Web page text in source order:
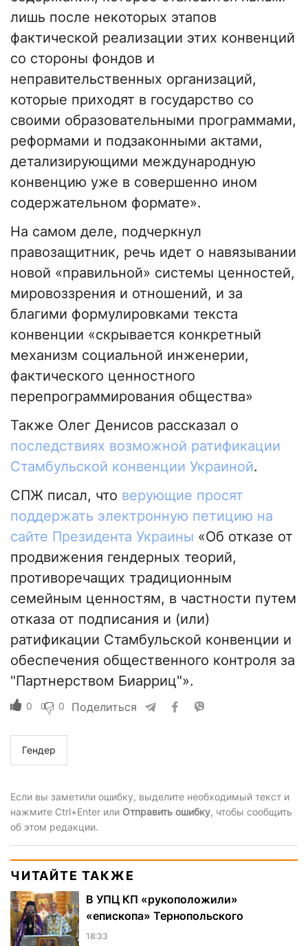
лишь после некоторых этапов
фактической реализации этих конвенций
со стороны фондов и
неправительственных организаций,
которые приходят в государство со
своими образовательными программами,
реформами и подзаконными актами,
детализирующими международную
конвенцию уже в совершенно ином
содержательном формате».
На самом деле, подчеркнул
правозащитник, речь идет о навязывании
новой «правильной» системы ценностей,
мировоззрения и отношений, и за
благими формулировками текста
конвенции «скрывается конкретный
механизм социальной инженерии,
фактического ценностного
перепрограммирования общества»
Также Олег Денисов рассказал о
последствиях возможной ратификации
Стамбульской конвенции Украиной.
СПЖ писал, что верующие просят
поддержать электронную петицию на
сайте Президента Украины «Об отказе от
продвижения гендерных теорий,
противоречащих традиционным
семейным ценностям, в частности путем
отказа от подписания и (или)
ратификации Стамбульской конвенции и
обеспечения общественного контроля за
"Партнерством Биарриц"».
0 0 Поделиться
Гендер
Если вы заметили ошибку, выделите необходимый текст и
нажмите Ctrl+Enter или Отправить ошибку, чтобы сообщить
об этом редакции.
ЧИТАЙТЕ ТАКЖЕ
В УПЦ КП «рукоположили»
«епископа» Тернопольского
18:33